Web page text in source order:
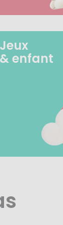
Jeux
& enfant